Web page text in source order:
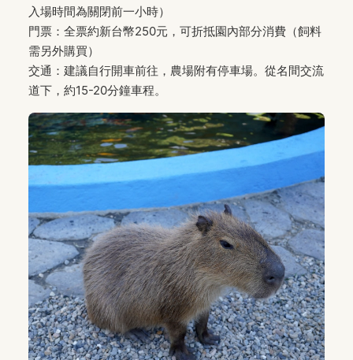
入場時間為關閉前一小時）
門票：全票約新台幣250元，可折抵園內部分消費（飼料
需另外購買）
交通：建議自行開車前往，農場附有停車場。從名間交流
道下，約15-20分鐘車程。